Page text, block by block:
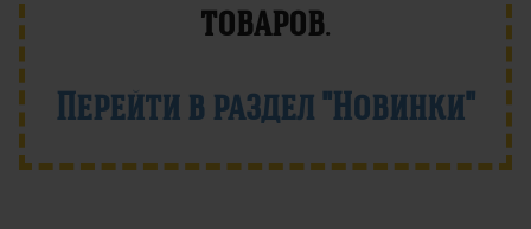
товаров.
Перейти в раздел "Новинки"